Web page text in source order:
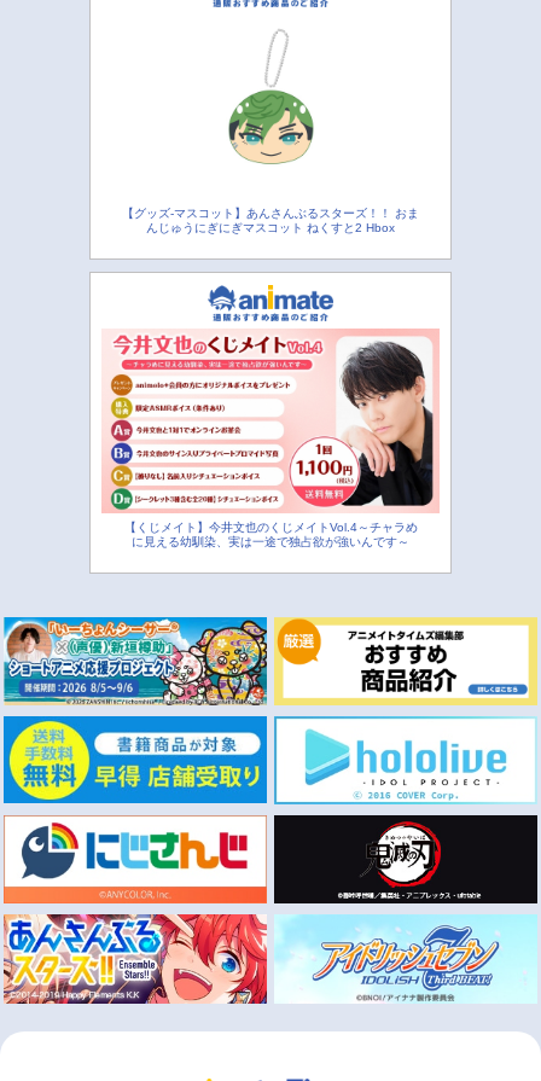
【グッズ-マスコット】あんさんぶるスターズ！！ おま
んじゅうにぎにぎマスコット ねくすと2 Hbox
【くじメイト】今井文也のくじメイトVol.4～チャラめ
に見える幼馴染、実は一途で独占欲が強いんです～